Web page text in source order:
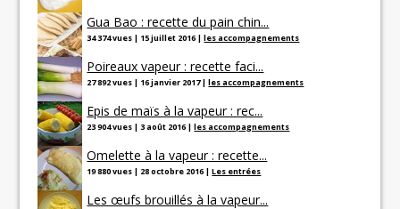
Gua Bao : recette du pain chin...
34 374 vues | 15 juillet 2016 |les accompagnements
Poireaux vapeur : recette faci...
27 892 vues | 16 janvier 2017|les accompagnements
Epis de maïs à la vapeur : rec...
23 904 vues |3 août 2016 |les accompagnements
Omelette à la vapeur : recette...
19 880 vues | 28 octobre 2016 |Les entrées
Les œufs brouillés à la vapeur...